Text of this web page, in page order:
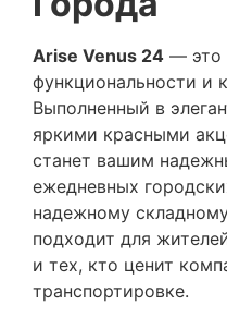
Arise Venus 24 — это
функциональности и
Выполненный в
яркими красными
станет вашим
ежедневных
надежному
подходит для
и тех, кто ценит
транспортировке.